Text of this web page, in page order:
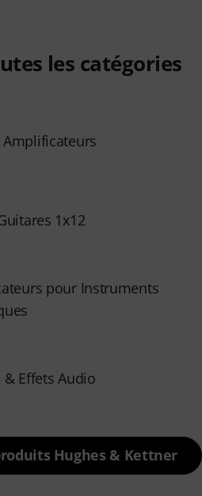
les catégories
Amplificateurs
1x12
pour Instruments
& Effets Audio
Hughes & Kettner